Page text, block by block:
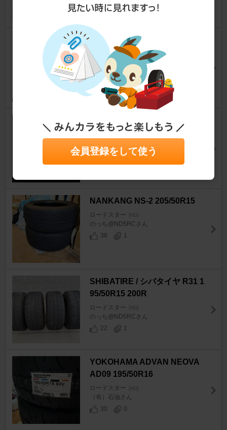
63 4
SHIBATIRE / シバタイヤ TW28
0
ロードスター [ND]
NDに～のさん
29
5
YOKOHAMA ADVAN FLEVA V
701 205/50R16
ロードスター [ND]
MAZ111さん
NANKANG NS-2 205/50R15
ロードスター [ND]
のっち@ND5RCさん
38
1
SHIBATIRE / シバタイヤ R31 1
95/50R15 200R
ロードスター [ND]
のっち@ND5RCさん
22
1
YOKOHAMA ADVAN NEOVA
AD09 195/50R16
ロードスター [ND]
（有）石油さん
30
0
会員登録をして使う